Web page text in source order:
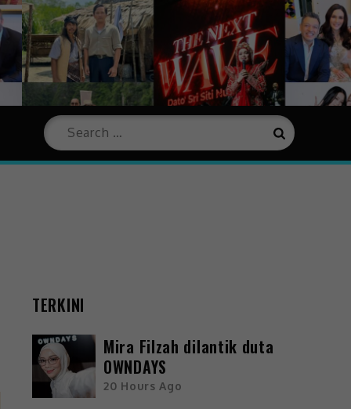
TERKINI
Mira Filzah dilantik duta
OWNDAYS
20 Hours Ago